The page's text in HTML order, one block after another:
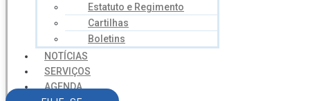
Estatuto e Regimento
Cartilhas
Boletins
NOTÍCIAS
SERVIÇOS
AGENDA